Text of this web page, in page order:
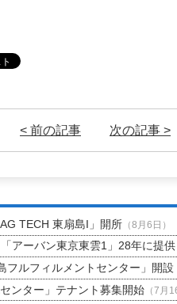
< 前の記事 次の記事 >
TECH 東扇島I」開所（8月6日）
アーバン東京東雲1」28年に提供
ルフィルメントセンター」開設
ンター」テナント募集開始（7月